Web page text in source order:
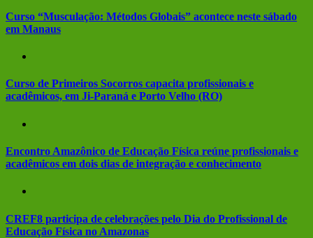
Curso “Musculação: Métodos Globais” acontece neste sábado
em Manaus
Curso de Primeiros Socorros capacita profissionais e
acadêmicos, em Ji-Paraná e Porto Velho (RO)
Encontro Amazônico de Educação Física reúne profissionais e
acadêmicos em dois dias de integração e conhecimento
CREF8 participa de celebrações pelo Dia do Profissional de
Educação Física no Amazonas